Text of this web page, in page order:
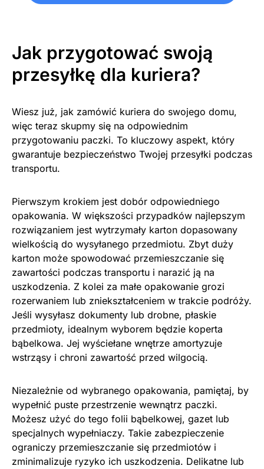
Jak przygotować swoją
przesyłkę dla kuriera?
Wiesz już, jak zamówić kuriera do swojego domu,
więc teraz skupmy się na odpowiednim
przygotowaniu paczki. To kluczowy aspekt, który
gwarantuje bezpieczeństwo Twojej przesyłki podczas
transportu.
Pierwszym krokiem jest dobór odpowiedniego
opakowania. W większości przypadków najlepszym
rozwiązaniem jest wytrzymały karton dopasowany
wielkością do wysyłanego przedmiotu. Zbyt duży
karton może spowodować przemieszczanie się
zawartości podczas transportu i narazić ją na
uszkodzenia. Z kolei za małe opakowanie grozi
rozerwaniem lub zniekształceniem w trakcie podróży.
Jeśli wysyłasz dokumenty lub drobne, płaskie
przedmioty, idealnym wyborem będzie koperta
bąbelkowa. Jej wyściełane wnętrze amortyzuje
wstrząsy i chroni zawartość przed wilgocią.
Niezależnie od wybranego opakowania, pamiętaj, by
wypełnić puste przestrzenie wewnątrz paczki.
Możesz użyć do tego folii bąbelkowej, gazet lub
specjalnych wypełniaczy. Takie zabezpieczenie
ograniczy przemieszczanie się przedmiotów i
zminimalizuje ryzyko ich uszkodzenia. Delikatne lub